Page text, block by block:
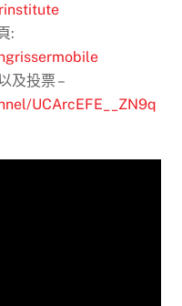
:
及投票 –
UCArcEFE__ZN9q